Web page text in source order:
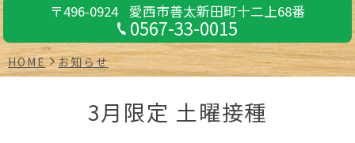
〒496-0924 愛西市善太新田町十二上68番
0567-33-0015
HOME お知らせ
3月限定 土曜接種